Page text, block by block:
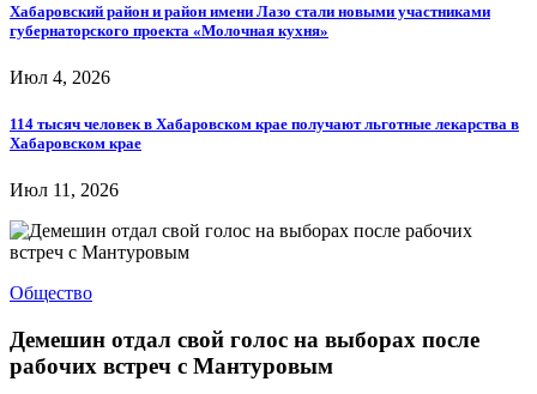
Хабаровский район и район имени Лазо стали новыми участниками
губернаторского проекта «Молочная кухня»
Июл 4, 2026
114 тысяч человек в Хабаровском крае получают льготные лекарства в
Хабаровском крае
Июл 11, 2026
Общество
Демешин отдал свой голос на выборах после
рабочих встреч с Мантуровым